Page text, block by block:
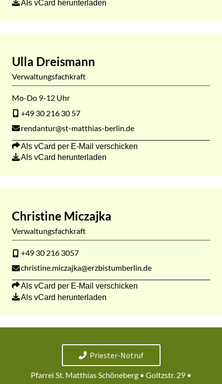
Als vCard herunterladen
Ulla Dreismann
Verwaltungsfachkraft
Mo-Do 9-12 Uhr
+49 30 216 30 57
rendantur@st-matthias-berlin.de
Als vCard per E-Mail verschicken
Als vCard herunterladen
Christine Miczajka
Verwaltungsfachkraft
+49 30 216 3057
christine.miczajka@erzbistumberlin.de
Als vCard per E-Mail verschicken
Als vCard herunterladen
Priester-Notruf
Pfarrei St. Matthias Schöneberg • Goltzstr. 29 •